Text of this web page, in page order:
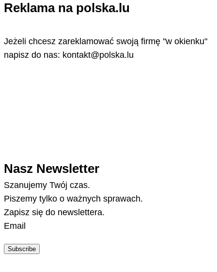
Reklama na polska.lu
Jeżeli chcesz zareklamować swoją firmę "w okienku"
napisz do nas: kontakt@polska.lu
Nasz Newsletter
Szanujemy Twój czas.
Piszemy tylko o ważnych sprawach.
Zapisz się do newslettera.
Email
Subscribe